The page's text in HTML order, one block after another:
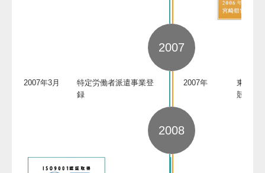
2007
2007年3月
特定労働者派遣事業登
録
2007年
東国原
競争入
2008